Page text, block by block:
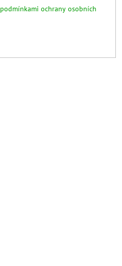
podmínkami ochrany osobních